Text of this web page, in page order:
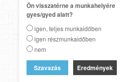
Ön visszatérne a munkahelyére
gyes/gyed alatt?
igen, teljes munkaidőben
igen részmunkaidőben
nem
Eredmények